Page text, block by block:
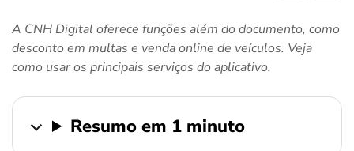
ferramentas
A CNH Digital oferece funções além do documento, como
desconto em multas e venda online de veículos. Veja
como usar os principais serviços do aplicativo.
Resumo em 1 minuto